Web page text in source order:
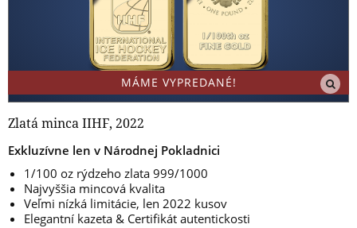
MÁME VYPREDANÉ!
Zlatá minca IIHF, 2022
Exkluzívne len v Národnej Pokladnici
1/100 oz rýdzeho zlata 999/1000
Najvyššia mincová kvalita
Veľmi nízká limitácie, len 2022 kusov
Elegantní kazeta & Certifikát autentickosti